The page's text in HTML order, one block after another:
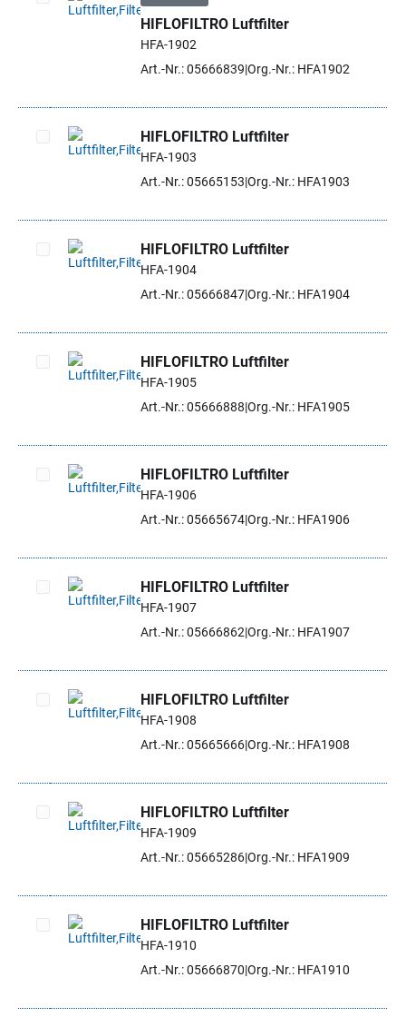
Artikel auswählen
HIFLOFILTRO Luftfilter
HFA-1902
Art.-Nr.: 05666839 Org.-Nr.: HFA1902
Artikel auswählen
HIFLOFILTRO Luftfilter
HFA-1903
Art.-Nr.: 05665153 Org.-Nr.: HFA1903
Artikel auswählen
HIFLOFILTRO Luftfilter
HFA-1904
Art.-Nr.: 05666847Org.-Nr.: HFA1904
Artikel auswählen
HIFLOFILTRO Luftfilter
HFA-1905
Art.-Nr.: 05666888 Org.-Nr.: HFA1905
Artikel auswählen
HIFLOFILTRO Luftfilter
HFA-1906
Art.-Nr.: 05665674Org.-Nr.: HFA1906
Artikel auswählen
HIFLOFILTRO Luftfilter
HFA-1907
Art.-Nr.: 05666862 Org.-Nr.: HFA1907
Artikel auswählen
HIFLOFILTRO Luftfilter
HFA-1908
Art.-Nr.: 05665666Org.-Nr.: HFA1908
Artikel auswählen
HIFLOFILTRO Luftfilter
HFA-1909
Art.-Nr.: 05665286Org.-Nr.: HFA1909
Artikel auswählen
HIFLOFILTRO Luftfilter
HFA-1910
Art.-Nr.: 05666870 Org.-Nr.: HFA1910